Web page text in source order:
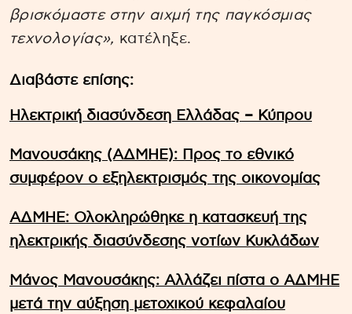
βρισκόμαστε στην αιχμή της παγκόσμιας
τεχνολογίας», κατέληξε.
Διαβάστε επίσης:
Ηλεκτρική διασύνδεση Ελλάδας – Κύπρου
Μανουσάκης (ΑΔΜΗΕ): Προς το εθνικό
συμφέρον ο εξηλεκτρισμός της οικονομίας
ΑΔΜΗΕ: Ολοκληρώθηκε η κατασκευή της
ηλεκτρικής διασύνδεσης νοτίων Κυκλάδων
Μάνος Μανουσάκης: Αλλάζει πίστα ο ΑΔΜΗΕ
μετά την αύξηση μετοχικού κεφαλαίου